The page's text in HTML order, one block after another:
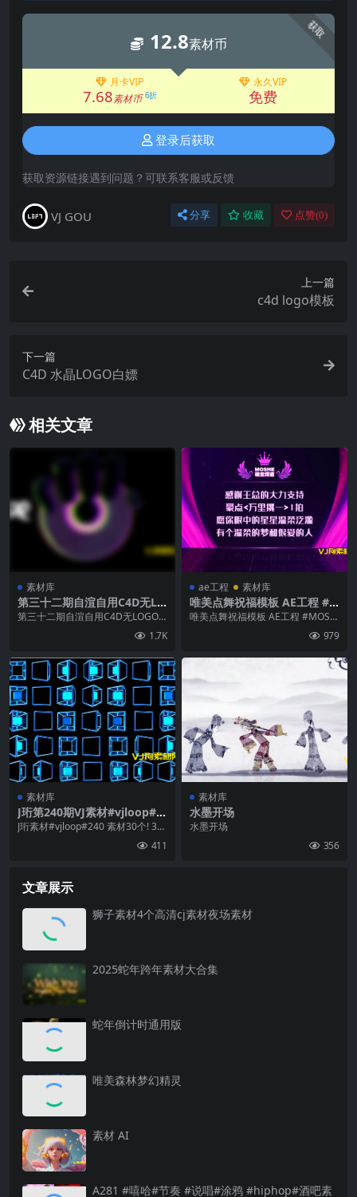
获取
12.8素材币
月卡VIP
7.68素材币 6折
永久VIP
免费
登录后获取
获取资源链接遇到问题？可联系客服或反馈
VJ GOU 分享 收藏 点赞(0)
上一篇
c4d logo模板
下一篇
C4D 水晶LOGO白嫖
相关文章
素材库
第三十二期自渲自用C4D无LO
GO 50个
第三十二期自渲自用C4D无LOGO 5
1.7K
ae工程 素材库
唯美点舞祝福模板 AE工程 #M
OSHE视觉频道NO.71 无需插
唯美点舞祝福模板 AE工程 #MOSH
979
素材库
J珩第240期VJ素材#vjloop#第
240期 素材30个! 3840X2160
1920X1080! DXV格式！
J珩素材#vjloop#240 素材30个! 38
411
素材库
水墨开场
水墨开场
356
文章展示
狮子素材4个高清cj素材夜场素材
2025蛇年跨年素材大合集
蛇年倒计时通用版
唯美森林梦幻精灵
素材 AI
A281 #嘻哈#节奏 #说唱#涂鸦 #hiphop#酒吧素